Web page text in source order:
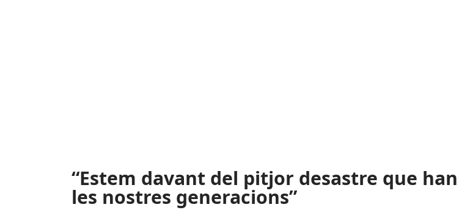
“Estem davant del pitjor desastre que
les nostres generacions”